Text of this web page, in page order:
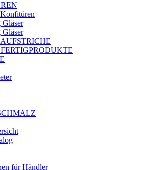
Gläser
Gläser
für Händler